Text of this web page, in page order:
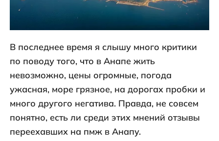
В последнее время я слышу много критики
по поводу того, что в Анапе жить
невозможно, цены огромные, погода
ужасная, море грязное, на дорогах пробки и
много другого негатива. Правда, не совсем
понятно, есть ли среди этих мнений отзывы
переехавших на пмж в Анапу.